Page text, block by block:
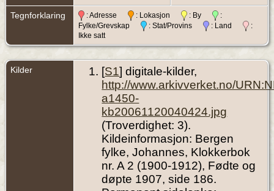
Tegnforklaring : Adresse : Lokasjon : By
:
Fylke/Grevskap
: Stat/Provins : Land
:
Ikke satt
Kilder [S1] digitale-kilder,
http://www.arkivverket.no/
a1450-
kb20061120040424.jpg
(Troverdighet: 3).
Kildeinformasjon: Bergen
fylke, Johannes, Klokkerbok
nr. A 2 (1900-1912), Fødte og
døpte 1907, side 186.